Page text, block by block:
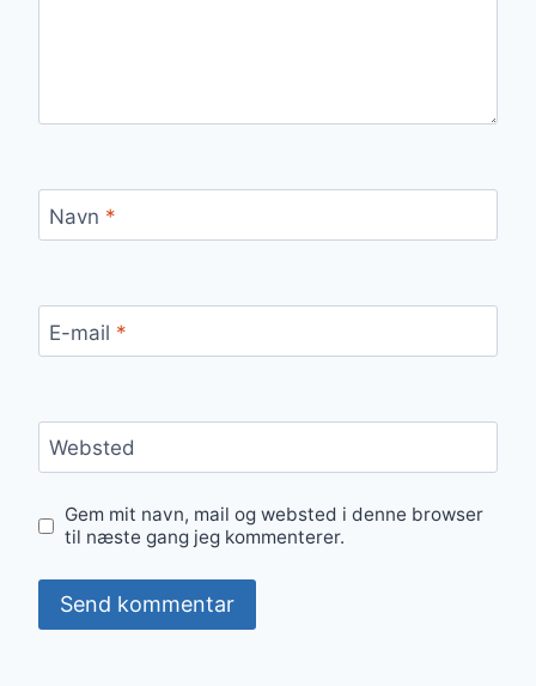
Navn *
E-mail *
Websted
Gem mit navn, mail og websted i denne browser
til næste gang jeg kommenterer.